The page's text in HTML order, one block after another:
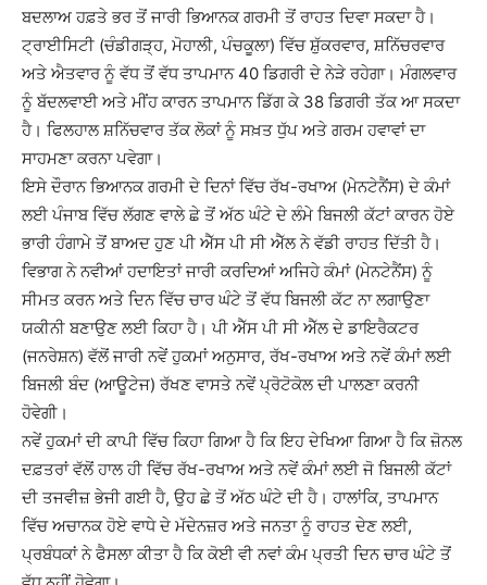
ਬਦਲਾਅ ਹਫ਼ਤੇ ਭਰ ਤੋਂ ਜਾਰੀ ਭਿਆਨਕ ਗਰਮੀ ਤੋਂ ਰਾਹਤ ਦਿਵਾ ਸਕਦਾ ਹੈ।
ਟ੍ਰਾਈਸਿਟੀ (ਚੰਡੀਗੜ੍ਹ, ਮੋਹਾਲੀ, ਪੰਚਕੂਲਾ) ਵਿੱਚ ਸ਼ੁੱਕਰਵਾਰ, ਸ਼ਨਿੱਚਰਵਾਰ
ਅਤੇ ਐਤਵਾਰ ਨੂੰ ਵੱਧ ਤੋਂ ਵੱਧ ਤਾਪਮਾਨ 40 ਡਿਗਰੀ ਦੇ ਨੇੜੇ ਰਹੇਗਾ। ਮੰਗਲਵਾਰ
ਨੂੰ ਬੱਦਲਵਾਈ ਅਤੇ ਮੀਂਹ ਕਾਰਨ ਤਾਪਮਾਨ ਡਿੱਗ ਕੇ 38 ਡਿਗਰੀ ਤੱਕ ਆ ਸਕਦਾ
ਹੈ। ਫਿਲਹਾਲ ਸ਼ਨਿੱਚਵਾਰ ਤੱਕ ਲੋਕਾਂ ਨੂੰ ਸਖ਼ਤ ਧੁੱਪ ਅਤੇ ਗਰਮ ਹਵਾਵਾਂ ਦਾ
ਸਾਹਮਣਾ ਕਰਨਾ ਪਵੇਗਾ।
ਇਸੇ ਦੌਰਾਨ ਭਿਆਨਕ ਗਰਮੀ ਦੇ ਦਿਨਾਂ ਵਿੱਚ ਰੱਖ-ਰਖਾਅ (ਮੇਨਟੇਨੈਂਸ) ਦੇ ਕੰਮਾਂ
ਲਈ ਪੰਜਾਬ ਵਿੱਚ ਲੱਗਣ ਵਾਲੇ ਛੇ ਤੋਂ ਅੱਠ ਘੰਟੇ ਦੇ ਲੰਮੇ ਬਿਜਲੀ ਕੱਟਾਂ ਕਾਰਨ ਹੋਏ
ਭਾਰੀ ਹੰਗਾਮੇ ਤੋਂ ਬਾਅਦ ਹੁਣ ਪੀ ਐੱਸ ਪੀ ਸੀ ਐੱਲ ਨੇ ਵੱਡੀ ਰਾਹਤ ਦਿੱਤੀ ਹੈ।
ਵਿਭਾਗ ਨੇ ਨਵੀਆਂ ਹਦਾਇਤਾਂ ਜਾਰੀ ਕਰਦਿਆਂ ਅਜਿਹੇ ਕੰਮਾਂ (ਮੇਨਟੇਨੈਂਸ) ਨੂੰ
ਸੀਮਤ ਕਰਨ ਅਤੇ ਦਿਨ ਵਿੱਚ ਚਾਰ ਘੰਟੇ ਤੋਂ ਵੱਧ ਬਿਜਲੀ ਕੱਟ ਨਾ ਲਗਾਉਣਾ
ਯਕੀਨੀ ਬਣਾਉਣ ਲਈ ਕਿਹਾ ਹੈ। ਪੀ ਐੱਸ ਪੀ ਸੀ ਐੱਲ ਦੇ ਡਾਇਰੈਕਟਰ
(ਜਨਰੇਸ਼ਨ) ਵੱਲੋਂ ਜਾਰੀ ਨਵੇਂ ਹੁਕਮਾਂ ਅਨੁਸਾਰ, ਰੱਖ-ਰਖਾਅ ਅਤੇ ਨਵੇਂ ਕੰਮਾਂ ਲਈ
ਬਿਜਲੀ ਬੰਦ (ਆਊਟੇਜ) ਰੱਖਣ ਵਾਸਤੇ ਨਵੇਂ ਪ੍ਰੋਟੋਕੋਲ ਦੀ ਪਾਲਣਾ ਕਰਨੀ
ਹੋਵੇਗੀ।
ਨਵੇਂ ਹੁਕਮਾਂ ਦੀ ਕਾਪੀ ਵਿੱਚ ਕਿਹਾ ਗਿਆ ਹੈ ਕਿ ਇਹ ਦੇਖਿਆ ਗਿਆ ਹੈ ਕਿ ਜ਼ੋਨਲ
ਦਫ਼ਤਰਾਂ ਵੱਲੋਂ ਹਾਲ ਹੀ ਵਿੱਚ ਰੱਖ-ਰਖਾਅ ਅਤੇ ਨਵੇਂ ਕੰਮਾਂ ਲਈ ਜੋ ਬਿਜਲੀ ਕੱਟਾਂ
ਦੀ ਤਜਵੀਜ਼ ਭੇਜੀ ਗਈ ਹੈ, ਉਹ ਛੇ ਤੋਂ ਅੱਠ ਘੰਟੇ ਦੀ ਹੈ। ਹਾਲਾਂਕਿ, ਤਾਪਮਾਨ
ਵਿੱਚ ਅਚਾਨਕ ਹੋਏ ਵਾਧੇ ਦੇ ਮੱਦੇਨਜ਼ਰ ਅਤੇ ਜਨਤਾ ਨੂੰ ਰਾਹਤ ਦੇਣ ਲਈ,
ਪ੍ਰਬੰਧਕਾਂ ਨੇ ਫੈਸਲਾ ਕੀਤਾ ਹੈ ਕਿ ਕੋਈ ਵੀ ਨਵਾਂ ਕੰਮ ਪ੍ਰਤੀ ਦਿਨ ਚਾਰ ਘੰਟੇ ਤੋਂ